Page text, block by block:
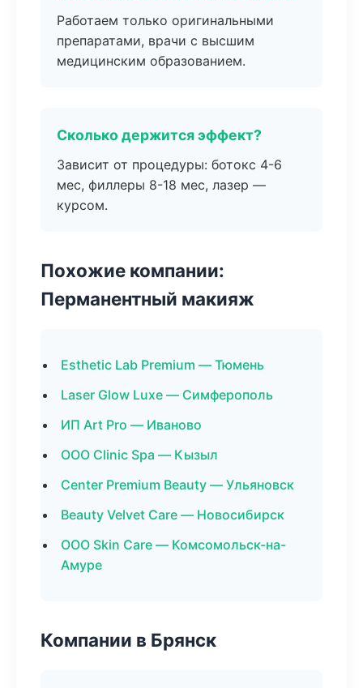
Работаем только оригинальными
препаратами, врачи с высшим
медицинским образованием.
Сколько держится эффект?
Зависит от процедуры: ботокс 4-6
мес, филлеры 8-18 мес, лазер —
курсом.
Похожие компании:
Перманентный макияж
Esthetic Lab Premium — Тюмень
Laser Glow Luxe — Симферополь
ИП Art Pro — Иваново
ООО Clinic Spa — Кызыл
Center Premium Beauty — Ульяновск
Beauty Velvet Care — Новосибирск
ООО Skin Care — Комсомольск-на-
Амуре
Компании в Брянск